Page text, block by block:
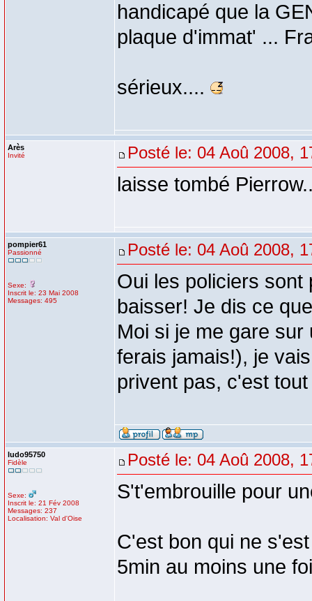
handicapé que la
plaque d'immat' ...
sérieux....
Arès
Invité Posté le: 04 Aoû 2008,
laisse tombé
pompier61
Passionné
Sexe:
Inscrit le: 23 Mai 2008
Messages: 495
Posté le: 04 Aoû 2008,
Oui les policiers
baisser! Je dis ce
Moi si je me gare
ferais jamais!), je
privent pas, c'est
ludo95750
Fidèle
Sexe:
Inscrit le: 21 Fév 2008
Messages: 237
Localisation: Val d'Oise
Posté le: 04 Aoû 2008,
S't'embrouille pour
C'est bon qui ne
5min au moins une